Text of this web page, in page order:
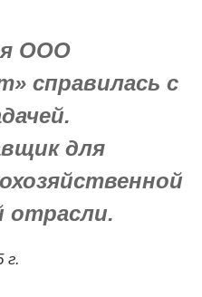
ООО
справилась с
для
отрасли.
г.